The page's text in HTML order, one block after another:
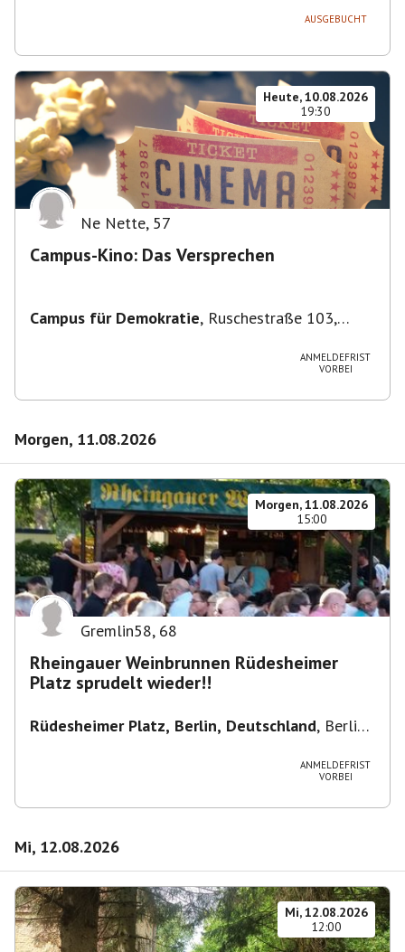
AUSGEBUCHT
Heute, 10.08.2026
19:30
Ne Nette, 57
Campus-Kino: Das Versprechen
Campus für Demokratie, Ruschestraße 103,
ANMELDEFRIST
VORBEI
Morgen, 11.08.2026
Morgen, 11.08.2026
15:00
Gremlin58, 68
Rheingauer Weinbrunnen Rüdesheimer
Platz sprudelt wieder!!
Rüdesheimer Platz, Berlin, Deutschland, Berlin-
ANMELDEFRIST
VORBEI
Mi, 12.08.2026
Mi, 12.08.2026
12:00